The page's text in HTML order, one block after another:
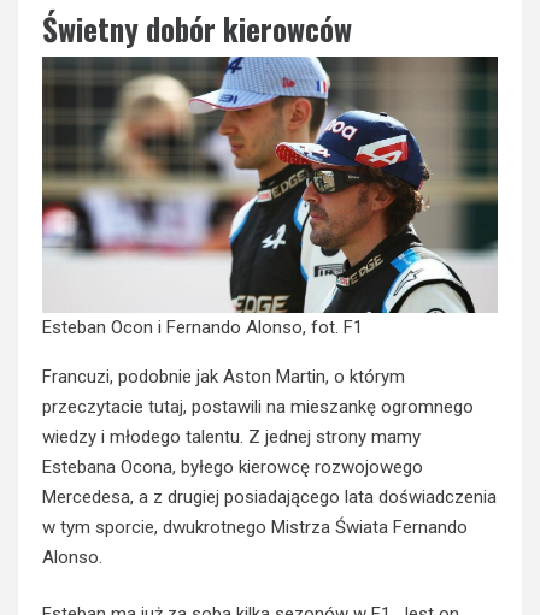
Świetny dobór kierowców
Esteban Ocon i Fernando Alonso, fot. F1
Francuzi, podobnie jak Aston Martin, o którym
przeczytacie tutaj, postawili na mieszankę ogromnego
wiedzy i młodego talentu. Z jednej strony mamy
Estebana Ocona, byłego kierowcę rozwojowego
Mercedesa, a z drugiej posiadającego lata doświadczenia
w tym sporcie, dwukrotnego Mistrza Świata Fernando
Alonso.